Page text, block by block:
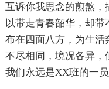
互诉你我思念的煎熬
以带走青春韶华，却
布在四面八方，为生
不尽相同，境况各异，
我们永远是XX班的一